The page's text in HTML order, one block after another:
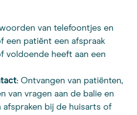
van telefoontjes en
een patiënt een afspraak
voldoende heeft aan een
: Ontvangen van patiënten,
van vragen aan de balie en
afspraken bij de huisarts of